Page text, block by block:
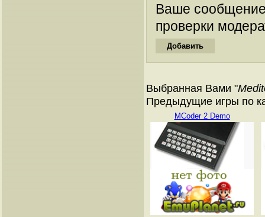
Ваше
проверки
Выбранная Вами "
Предыдущие игры по
MCoder 2 Demo